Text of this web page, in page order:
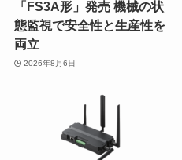
「FS3A形」発売 機械の状
態監視で安全性と生産性を
両立
2026年8月6日